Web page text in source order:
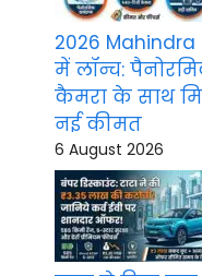
2026
में लॉन्च:
कैमरा के साथ
नई कीमत
6 August 2026